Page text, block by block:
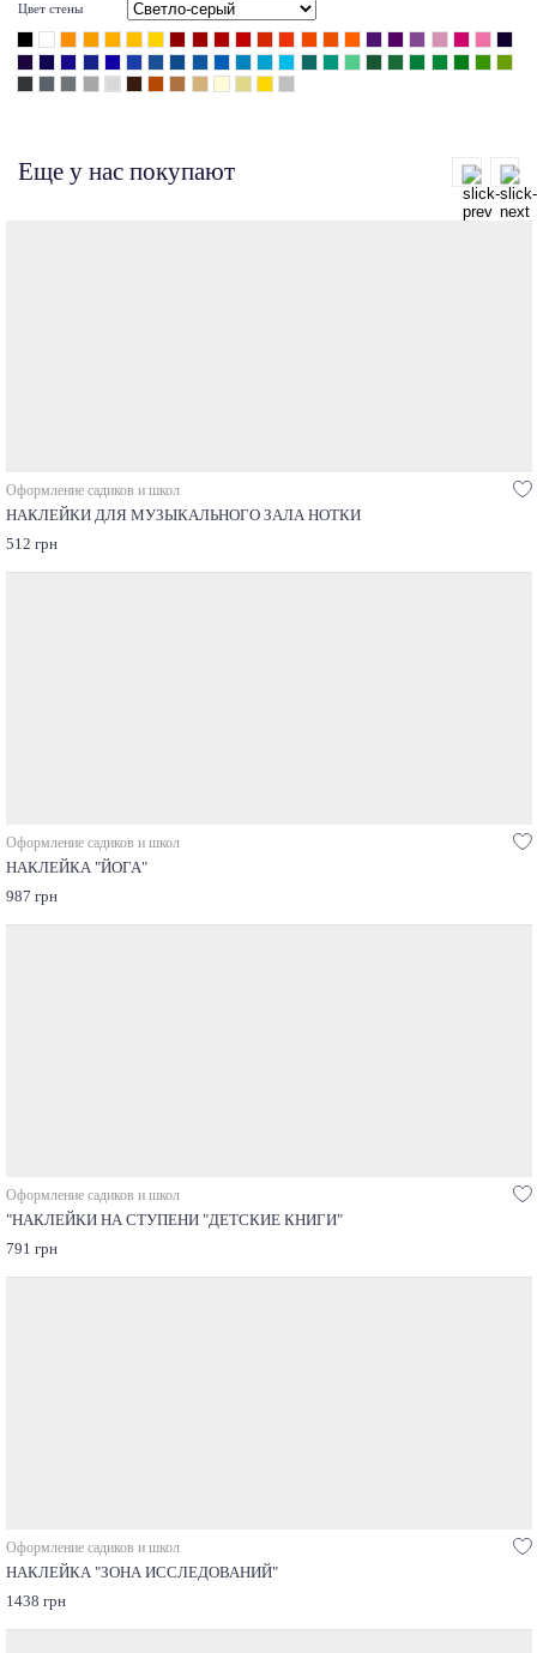
Цвет стены
Еще у нас покупают
Оформление садиков и школ
НАКЛЕЙКИ ДЛЯ МУЗЫКАЛЬНОГО ЗАЛА НОТКИ
512 грн
Оформление садиков и школ
НАКЛЕЙКА "ЙОГА"
987 грн
Оформление садиков и школ
"НАКЛЕЙКИ НА СТУПЕНИ "ДЕТСКИЕ КНИГИ"
791 грн
Оформление садиков и школ
НАКЛЕЙКА "ЗОНА ИССЛЕДОВАНИЙ"
1438 грн